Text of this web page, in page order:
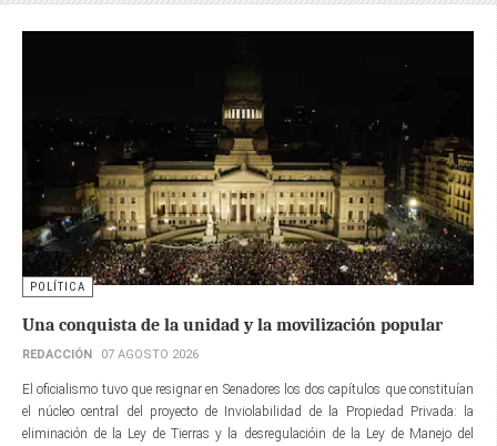
POLÍTICA
Una conquista de la unidad y la movilización popular
REDACCIÓN 07 AGOSTO 2026
El oficialismo tuvo que resignar en Senadores los dos capítulos que constituían
el núcleo central del proyecto de Inviolabilidad de la Propiedad Privada: la
eliminación de la Ley de Tierras y la desregulacióin de la Ley de Manejo del